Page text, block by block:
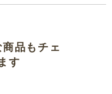
品もチェ
す